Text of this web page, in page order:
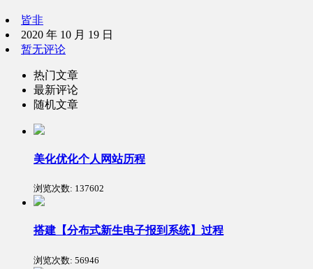
皆非
2020 年 10 月 19 日
暂无评论
热门文章
最新评论
随机文章
美化优化个人网站历程
浏览次数: 137602
搭建【分布式新生电子报到系统】过程
浏览次数: 56946